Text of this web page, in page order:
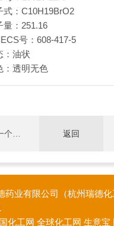
式：C10H19BrO2
量：251.16
号：608-417-5
：油状
：透明无色
个：
-2H-
返回
药业有限公司（杭州瑞德化
化工网 全球化工网 生意宝